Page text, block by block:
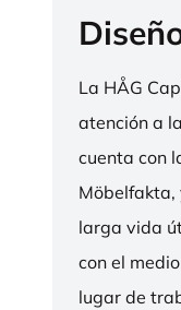
La HÅG
atención a
cuenta con
Möbelfakta,
larga vida
con el
lugar de